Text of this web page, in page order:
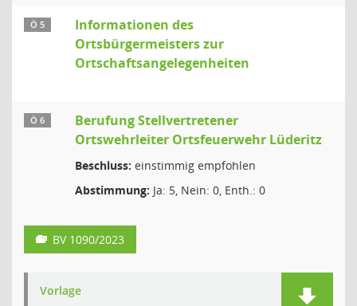
Ö 5
Informationen des
Ortsbürgermeisters zur
Ortschaftsangelegenheiten
Ö 6
Berufung Stellvertretener
Ortswehrleiter Ortsfeuerwehr Lüderitz
Beschluss: einstimmig empfohlen
Abstimmung: Ja: 5, Nein: 0, Enth.: 0
BV 1090/2023
Vorlage